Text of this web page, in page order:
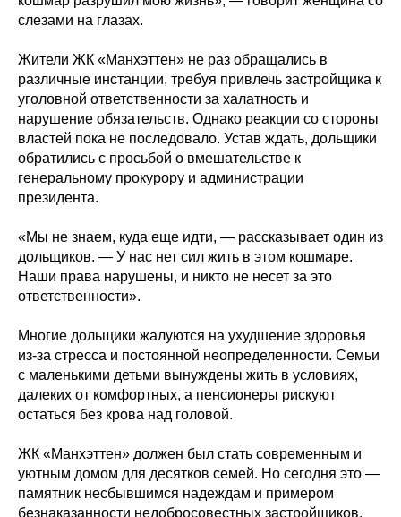
слезами на глазах.
Жители ЖК «Манхэттен» не раз обращались в
различные инстанции, требуя привлечь застройщика к
уголовной ответственности за халатность и
нарушение обязательств. Однако реакции со стороны
властей пока не последовало. Устав ждать, дольщики
обратились с просьбой о вмешательстве к
генеральному прокурору и администрации
президента.
«Мы не знаем, куда еще идти, — рассказывает один из
дольщиков. — У нас нет сил жить в этом кошмаре.
Наши права нарушены, и никто не несет за это
ответственности».
Многие дольщики жалуются на ухудшение здоровья
из-за стресса и постоянной неопределенности. Семьи
с маленькими детьми вынуждены жить в условиях,
далеких от комфортных, а пенсионеры рискуют
остаться без крова над головой.
ЖК «Манхэттен» должен был стать современным и
уютным домом для десятков семей. Но сегодня это —
памятник несбывшимся надеждам и примером
безнаказанности недобросовестных застройщиков.